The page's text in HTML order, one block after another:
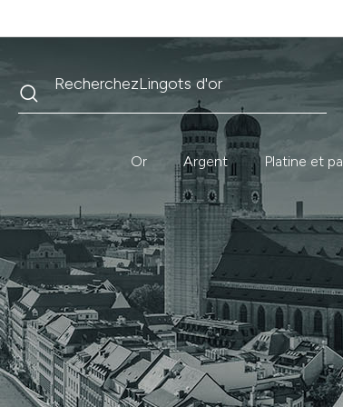
RechercheRecherchezKrugerrand
Or Argent Platine et